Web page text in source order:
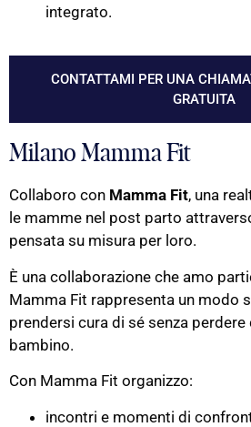
integrato.
CONTATTAMI PER UNA
GRATUITA
Milano Mamma Fit
Collaboro con Mamma Fit, una
le mamme nel post parto
pensata su misura per loro.
È una collaborazione che amo
Mamma Fit rappresenta un modo
prendersi cura di sé senza
bambino.
Con Mamma Fit organizzo:
incontri e momenti di